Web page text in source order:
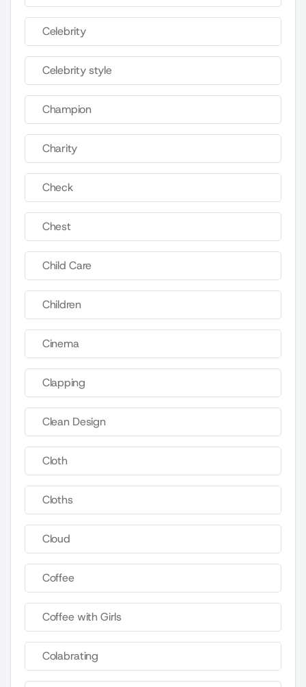
Celebrity
Celebrity style
Champion
Charity
Check
Chest
Child Care
Children
Cinema
Clapping
Clean Design
Cloth
Cloths
Cloud
Coffee
Coffee with Girls
Colabrating